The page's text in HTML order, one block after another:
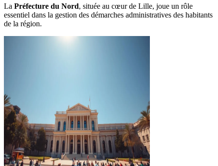
La Préfecture du Nord, située au cœur de Lille, joue un rôle
essentiel dans la gestion des démarches administratives des habitants
de la région.